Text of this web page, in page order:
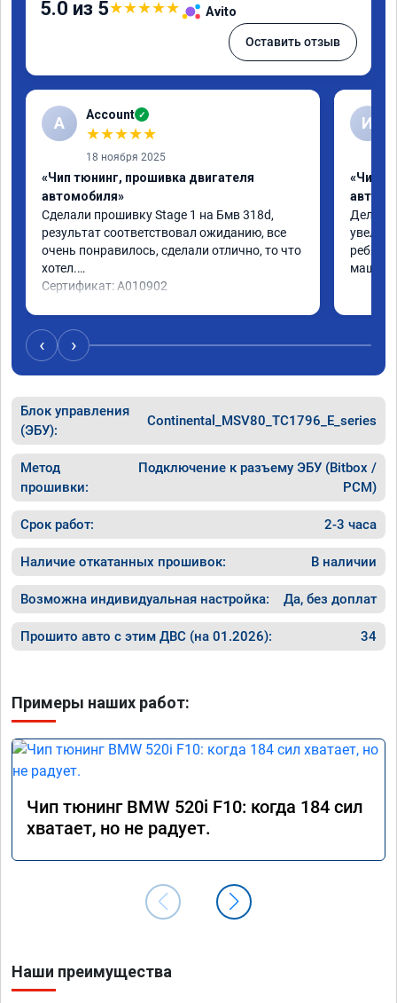
5.0 из 5★★★★★ Avito
Оставить отзыв
A Account ✓
★★★★★
18 ноября 2025
«Чип тюнинг, прошивка двигателя
автомобиля»
Сделали прошивку Stage 1 на Бмв 318d,
результат соответствовал ожиданию, все
очень понравилось, сделали отлично, то что
хотел.
Сертификат: A010902
И
«Чип
Делали
ребята
машина
‹ ›
Блок управления
(ЭБУ):
Continental_MSV80_TC1796_E_series
Метод
прошивки:
Подключение к разъему ЭБУ (Bitbox /
PCM)
Срок работ: 2-3 часа
Наличие откатанных прошивок: В наличии
Возможна индивидуальная настройка: Да, без доплат
Прошито авто с этим ДВС (на 01.2026): 34
Примеры наших работ:
Чип тюнинг BMW 520i F10: когда 184 сил
хватает, но не радует.
Наши преимущества